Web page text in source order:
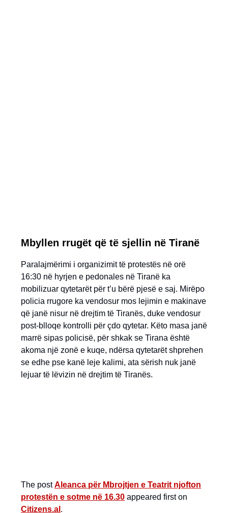
Mbyllen rrugët që të sjellin në Tiranë
Paralajmërimi i organizimit të protestës në orë
16:30 në hyrjen e pedonales në Tiranë ka
mobilizuar qytetarët për t’u bërë pjesë e saj. Mirëpo
policia rrugore ka vendosur mos lejimin e makinave
që janë nisur në drejtim të Tiranës, duke vendosur
post-blloqe kontrolli për çdo qytetar. Këto masa janë
marrë sipas policisë, për shkak se Tirana është
akoma një zonë e kuqe, ndërsa qytetarët shprehen
se edhe pse kanë leje kalimi, ata sërish nuk janë
lejuar të lëvizin në drejtim të Tiranës.
The postAleanca për Mbrojtjen e Teatrit njofton
protestën e sotme në 16.30 appeared first on
Citizens.al .